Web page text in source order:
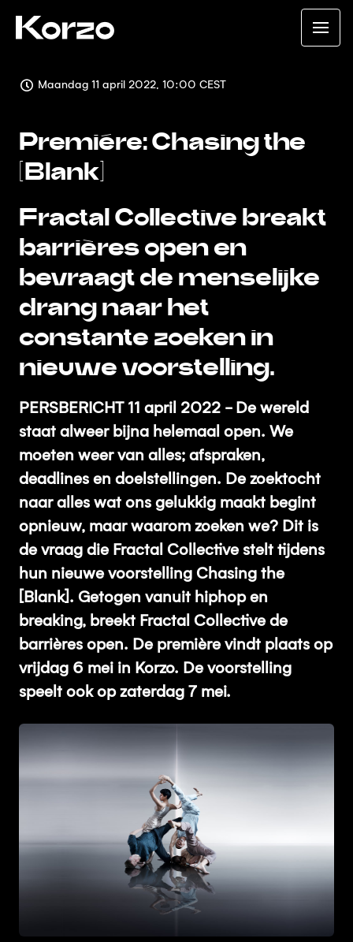
Maandag 11 april 2022, 10:00 CEST
Premiére: Chasing the
[Blank]
Fractal Collective breakt
barrières open en
bevraagt de menselijke
drang naar het
constante zoeken in
nieuwe voorstelling.
PERSBERICHT 11 april 2022 - De wereld
staat alweer bijna helemaal open. We
moeten weer van alles; afspraken,
deadlines en doelstellingen. De zoektocht
naar alles wat ons gelukkig maakt begint
opnieuw, maar waarom zoeken we? Dit is
de vraag die Fractal Collective stelt tijdens
hun nieuwe voorstelling Chasing the
[Blank]. Getogen vanuit hiphop en
breaking, breekt Fractal Collective de
barrières open. De première vindt plaats op
vrijdag 6 mei in Korzo. De voorstelling
speelt ook op zaterdag 7 mei.